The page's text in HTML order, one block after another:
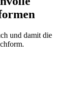
und damit die